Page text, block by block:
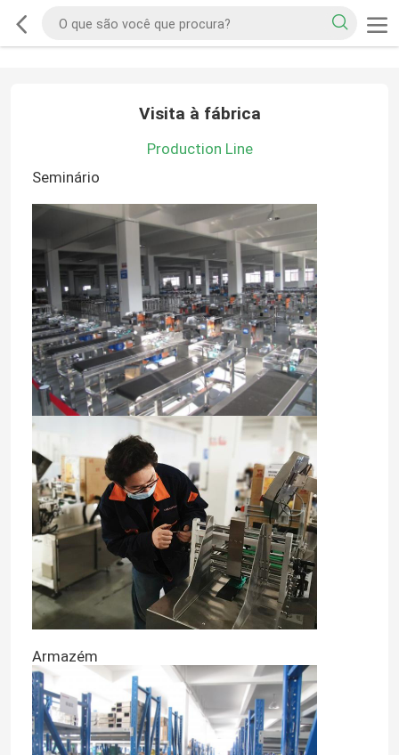
Visita à fábrica
Production Line
Seminário
Armazém